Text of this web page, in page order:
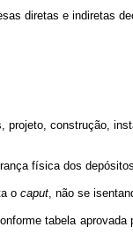
diretas e indiretas
construção,
física dos
o caput, não se
tabela